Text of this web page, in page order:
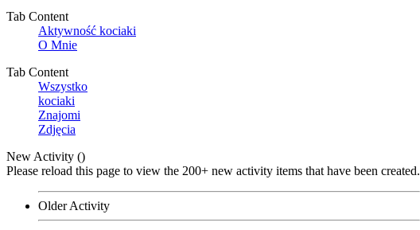
Tab Content
Aktywność kociaki
O Mnie
Tab Content
Wszystko
kociaki
Znajomi
Zdjęcia
New Activity ()
Please reload this page to view the 200+ new activity items that have been created.
Older Activity